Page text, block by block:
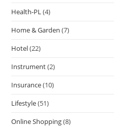
Health-PL(4)
Home & Garden (7)
Hotel(22)
Instrument(2)
Insurance(10)
Lifestyle(51)
Online Shopping(8)